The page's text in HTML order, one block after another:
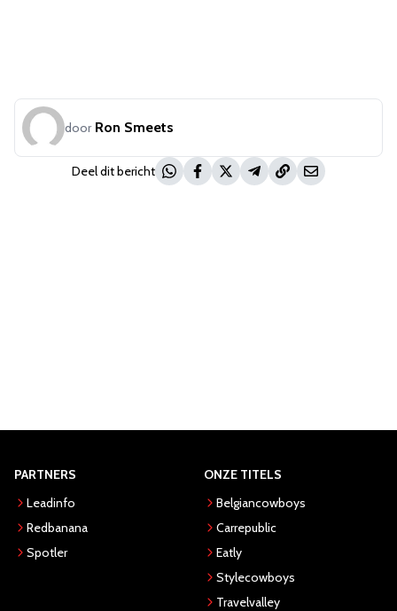
door Ron Smeets
Deel dit bericht
PARTNERS
Leadinfo
Redbanana
Spotler
ONZE TITELS
Belgiancowboys
Carrepublic
Eatly
Stylecowboys
Travelvalley